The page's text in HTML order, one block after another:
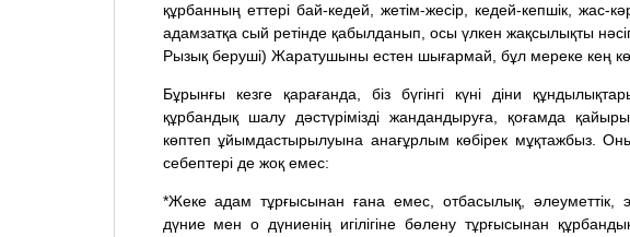
құрбанның еттері бай-кедей, жетім-жесір, кедей-кепшік, жас-
адамзатқа сый ретінде қабылданып, осы үлкен жақсылықты
Рызық беруші) Жаратушыны естен шығармай, бұл мереке кең
Бұрынғы кезге қарағанда, біз бүгінгі күні діни
құрбандық шалу дәстүрімізді жандандыруға, қоғамда
көптеп ұйымдастырылуына анағұрлым көбірек мұқтажбыз.
себептері де жоқ емес:
*Жеке адам тұрғысынан ғана емес, отбасылық, әлеуметтік,
дүние мен о дүниенің игілігіне бөлену тұрғысынан